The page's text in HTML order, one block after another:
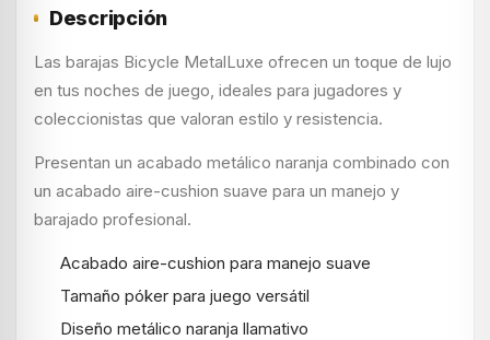
Descripción
Las barajas Bicycle MetalLuxe ofrecen un toque de lujo
en tus noches de juego, ideales para jugadores y
coleccionistas que valoran estilo y resistencia.
Presentan un acabado metálico naranja combinado con
un acabado aire-cushion suave para un manejo y
barajado profesional.
Acabado aire-cushion para manejo suave
Tamaño póker para juego versátil
Diseño metálico naranja llamativo